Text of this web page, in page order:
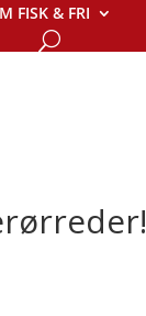
FISK & FRI